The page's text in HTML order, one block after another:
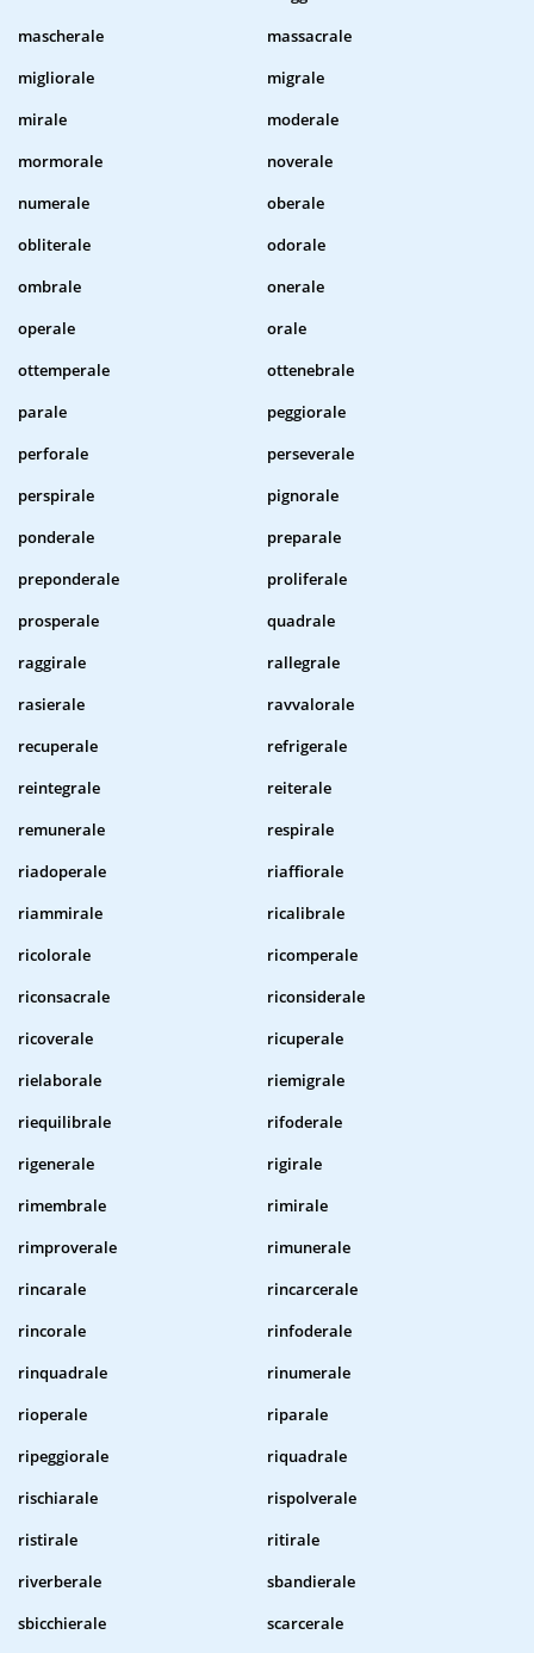
mascherale
massacrale
migliorale
migrale
mirale
moderale
mormorale
noverale
numerale
oberale
obliterale
odorale
ombrale
onerale
operale
orale
ottemperale
ottenebrale
parale
peggiorale
perforale
perseverale
perspirale
pignorale
ponderale
preparale
preponderale
proliferale
prosperale
quadrale
raggirale
rallegrale
rasierale
ravvalorale
recuperale
refrigerale
reintegrale
reiterale
remunerale
respirale
riadoperale
riaffiorale
riammirale
ricalibrale
ricolorale
ricomperale
riconsacrale
riconsiderale
ricoverale
ricuperale
rielaborale
riemigrale
riequilibrale
rifoderale
rigenerale
rigirale
rimembrale
rimirale
rimproverale
rimunerale
rincarale
rincarcerale
rincorale
rinfoderale
rinquadrale
rinumerale
rioperale
riparale
ripeggiorale
riquadrale
rischiarale
rispolverale
ristirale
ritirale
riverberale
sbandierale
sbicchierale
scarcerale